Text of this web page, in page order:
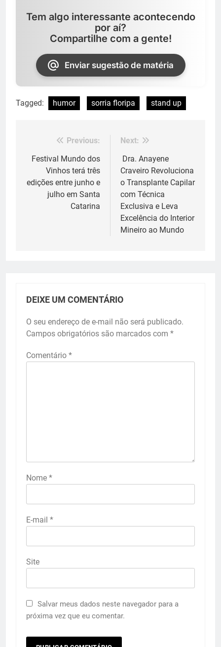
Tem algo interessante acontecendo
por aí?
Compartilhe com a gente!
Enviar sugestão de matéria
Tagged: humor sorria floripa stand up
Navegação
de
Post
Previous:
Festival Mundo dos
Vinhos terá três
edições entre junho e
julho em Santa
Catarina
Next:
Dra. Anayene
Craveiro Revoluciona
o Transplante Capilar
com Técnica
Exclusiva e Leva
Excelência do Interior
Mineiro ao Mundo
DEIXE UM COMENTÁRIO
O seu endereço de e-mail não será publicado.
Campos obrigatórios são marcados com *
Comentário *
Nome *
E-mail *
Site
Salvar meus dados neste navegador para a
próxima vez que eu comentar.